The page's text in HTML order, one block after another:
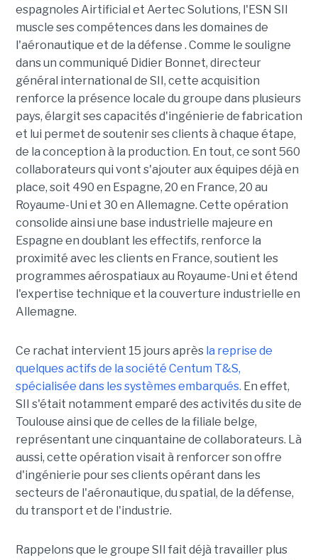
espagnoles Airtificial et Aertec Solutions, l'ESN SII
muscle ses compétences dans les domaines de
l'aéronautique et de la défense . Comme le souligne
dans un communiqué Didier Bonnet, directeur
général international de SII, cette acquisition
renforce la présence locale du groupe dans plusieurs
pays, élargit ses capacités d'ingénierie de fabrication
et lui permet de soutenir ses clients à chaque étape,
de la conception à la production. En tout, ce sont 560
collaborateurs qui vont s'ajouter aux équipes déjà en
place, soit 490 en Espagne, 20 en France, 20 au
Royaume-Uni et 30 en Allemagne. Cette opération
consolide ainsi une base industrielle majeure en
Espagne en doublant les effectifs, renforce la
proximité avec les clients en France, soutient les
programmes aérospatiaux au Royaume-Uni et étend
l'expertise technique et la couverture industrielle en
Allemagne.
Ce rachat intervient 15 jours après la reprise de
quelques actifs de la société Centum T&S,
spécialisée dans les systèmes embarqués. En effet,
SII s'était notamment emparé des activités du site de
Toulouse ainsi que de celles de la filiale belge,
représentant une cinquantaine de collaborateurs. Là
aussi, cette opération visait à renforcer son offre
d'ingénierie pour ses clients opérant dans les
secteurs de l'aéronautique, du spatial, de la défense,
du transport et de l'industrie.
Rappelons que le groupe SII fait déjà travailler plus